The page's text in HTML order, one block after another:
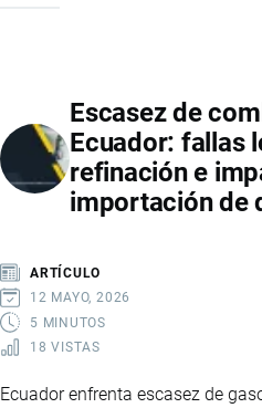
IMPACTO
EN
ECONOMÍA,
COMERCIO
INTERNACIONAL
Escasez de
Ecuador: fallas
refinación e
importación de
ARTÍCULO
12 MAYO, 2026
5 MINUTOS
18 VISTAS
Ecuador enfrenta escasez de